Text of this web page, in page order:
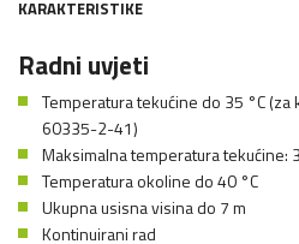
KARAKTERISTIKE
Radni uvjeti
Temperatura tekućine do 35 °C (za
60335-2-41)
Maksimalna temperatura tekućine:
Temperatura okoline do 40 °C
Ukupna usisna visina do 7 m
Kontinuirani rad